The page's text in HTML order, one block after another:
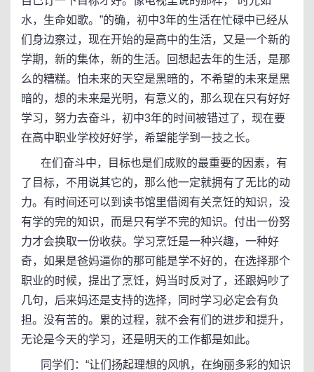
水，生命如歌。”的确，初中3年的生活在忙碌中已经从
们身边察过，现在开始的是高中的生活，又是一个新的
学期，新的集体，新的生活。回想起去年的生活，是那
么的糟糕。怕未来的天空是黑暗的，不希望的未来是黑
暗的，想的未来是光明，有意义的，那么现在只有好好
学习，努力去奋斗，初中3年的时间被错过了，现在要
在高中职业学校好好学，希望能学到一技之长。
在们奋斗中，目标也是们成败的最重要的因素，有
了目标，不用说其它的，那么他一定就拥有了无比的动
力。有时间还可以到读书馆里借阅有关烹饪的知识，没
有学的完的知识，而是只有学不完的知识。付出一份努
力才会换取一份收获。学习烹饪是一种兴趣，一种好
奇，如果是爸妈逼你的那可能是学不好的，在选择那个
职业的时候，提出了烹饪，妈当时反对了，还跟妈吵了
几句，后来妈还是支持的选择，同时学习必定会有负
担。没有苦的。累的过程，就不会有们的进步和提升，
无论是今天的学习，还是明天的工作都是如此。
同学们：“让们扬起理想的风帆，在绚丽多彩的知识